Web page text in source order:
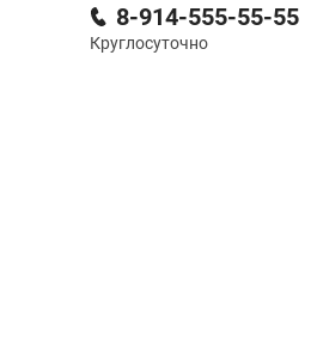
8-914-555-55-55
Круглосуточно